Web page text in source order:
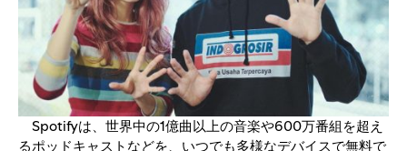
Spotifyは、世界中の1億曲以上の音楽や600万番組を超え
るポッドキャストなどを、いつでも多様なデバイスで無料で